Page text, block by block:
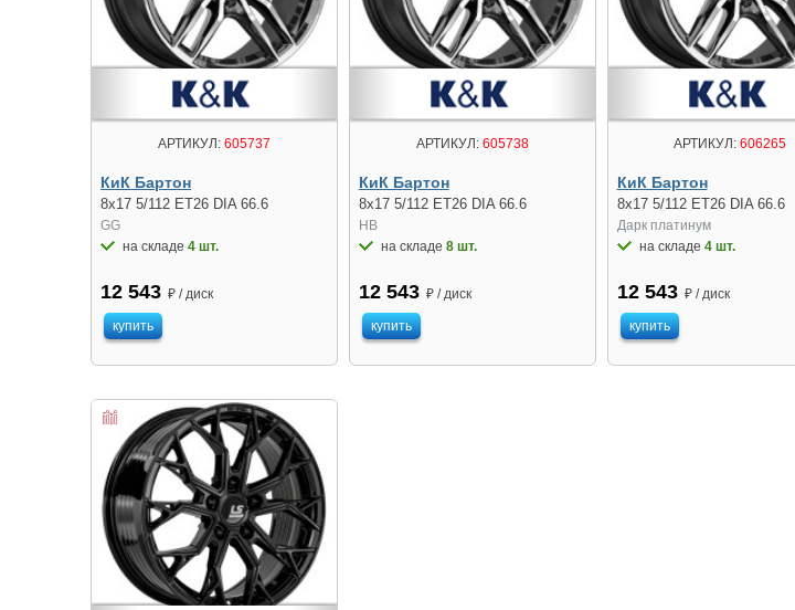
АРТИКУЛ:605737
КиК Бартон
8x17 5/112 ET26 DIA 66.6
GG
на складе 4 шт.
12 543 ₽ / диск
купить
АРТИКУЛ:605738
КиК Бартон
8x17 5/112 ET26 DIA 66.6
HB
на складе 8 шт.
12 543 ₽ / диск
купить
АРТИКУЛ: 606265
КиК Бартон
8x17 5/112 ET26 DIA 66.6
Дарк платинум
на складе 4 шт.
12 543 ₽ / диск
купить